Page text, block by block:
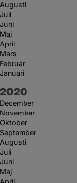
Augusti
Juli
Juni
Maj
April
Mars
Februari
Januari
År:
2020
December
November
Oktober
September
Augusti
Juli
Juni
Maj